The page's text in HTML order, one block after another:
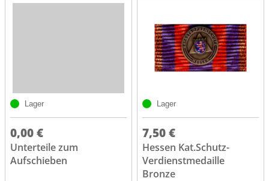
Lager
0,00 €
Unterteile zum
Aufschieben
Lager
7,50 €
Hessen Kat.Schutz-
Verdienstmedaille
Bronze